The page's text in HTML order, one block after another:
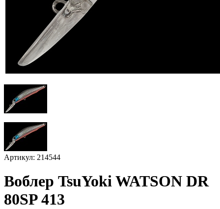
Артикул: 214544
Воблер TsuYoki WATSON DR
80SP 413